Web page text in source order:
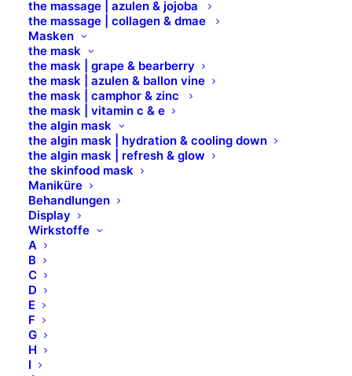
the massage | azulen & jojoba
the massage | collagen & dmae
Masken
the mask
the mask | grape & bearberry
the mask | azulen & ballon vine
the mask | camphor & zinc
the mask | vitamin c & e
the algin mask
the algin mask | hydration & cooling down
the algin mask | refresh & glow
the skinfood mask
Maniküre
Behandlungen
Display
Wirkstoffe
A
B
C
D
E
F
G
H
I
akkurate Rasur ist zeitaufwendig und schwierig. Und
im Nackenbereich wachsen die Haare bei Männern
gerne auch noch in alle Richtungen. Zudem sind
Männerhaare stärker als bei Frauen und die Haut
kann sehr empfindlich sein. Daher brauchen Männer
ein speziell für sie entwickeltes Enthaarungsprodukt:
Unserem Barber´s Spezial Filmwachs von X-EPIL
wurden spezielle Bestandteile hinzugefügt, um die
Haftung und Flexibilität zu erhöhen. Es zieht 100 %
der unerwünschten Haare im behandelten Bereich
bei einer einmaligen Anwendung heraus und lässt
dabei die Haut unversehrt.